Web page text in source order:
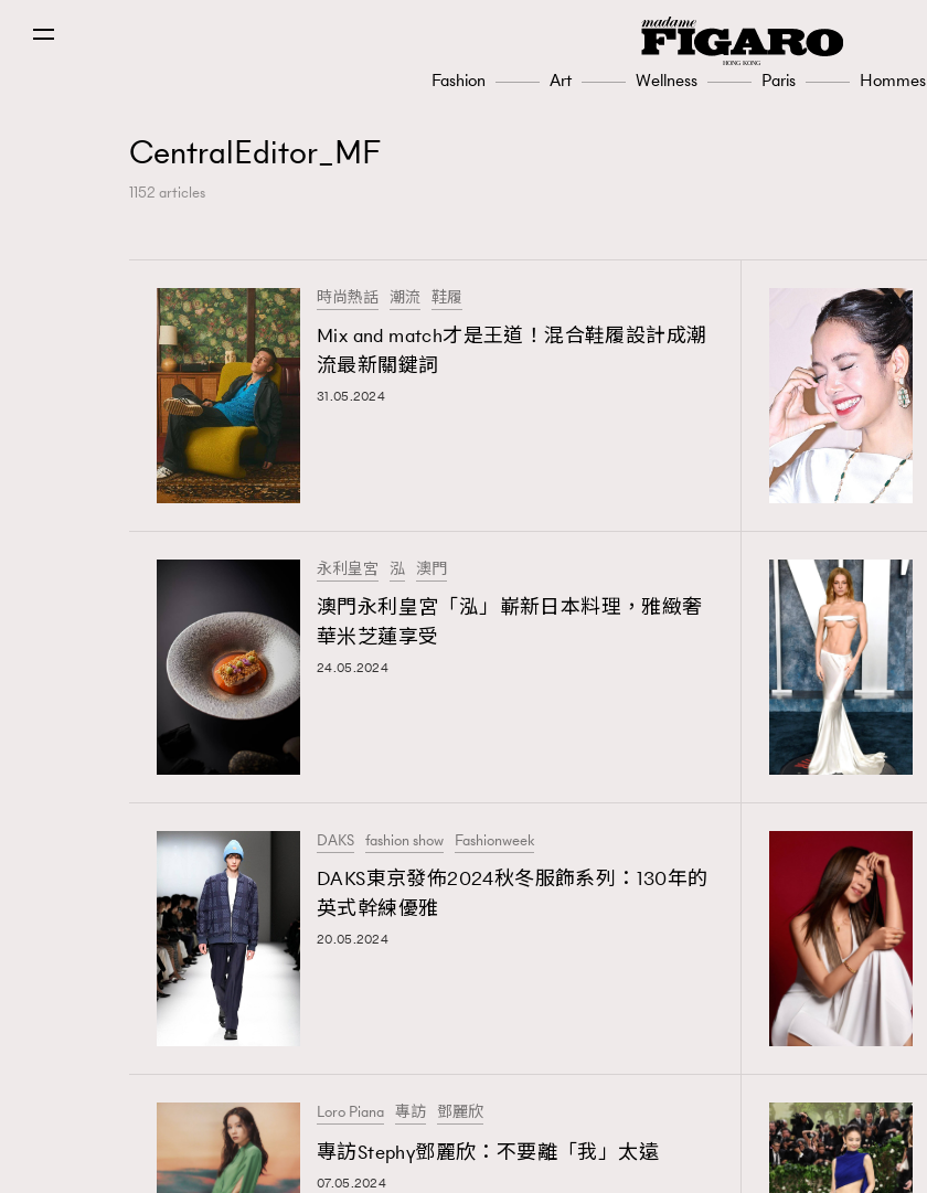
Fashion Art Wellness Paris Hommes
Fashion
Art
Wellness
Paris
Hommes
AFrenchMind
DressLikeAParisienne 1
FigaroAesthetic 308
CentralEditor_MF
1152 articles
時尚熱話 潮流 鞋履
Mix and match才是王道！混合鞋履設計成潮
流最新關鍵詞
31.05.2024
永利皇宮 泓 澳門
澳門永利皇宮「泓」嶄新日本料理，雅緻奢
華米芝蓮享受
24.05.2024
DAKS fashion show Fashionweek
DAKS東京發佈2024秋冬服飾系列：130年的
英式幹練優雅
20.05.2024
Loro Piana 專訪 鄧麗欣
專訪Stephy鄧麗欣：不要離「我」太遠
07.05.2024